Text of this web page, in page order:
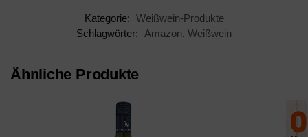
Kategorie: Weißwein-Produkte
Schlagwörter:
Amazon, Weißwein
Ähnliche Produkte